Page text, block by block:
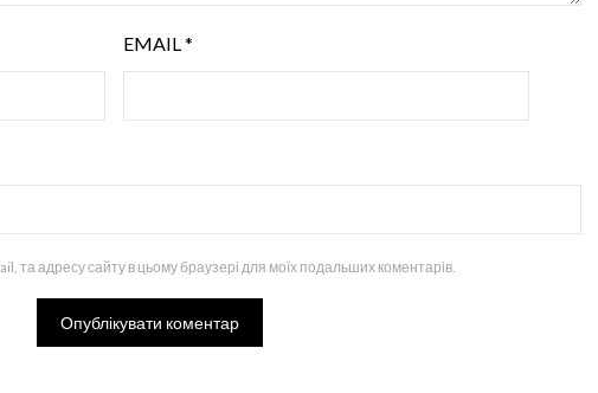
EMAIL*
та адресу сайту в цьому браузері для моїх подальших коментарів.